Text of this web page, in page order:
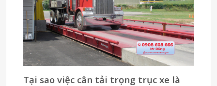
Tại sao việc cân tải trọng trục xe là